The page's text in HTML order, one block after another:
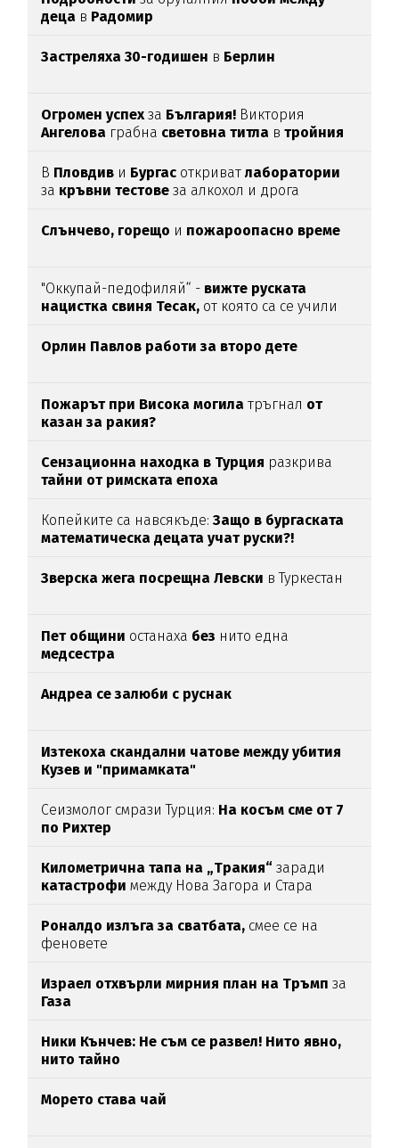
деца в Радомир
Застреляха 30-годишен в Берлин
Огромен успехза България! Виктория
Ангелова грабна световна титла в тройния
В Пловдив и Бургас откриватлаборатории
за кръвни тестовеза алкохол и дрога
Слънчево, горещо и пожароопасно време
"Оккупай-педофиляй“ - вижте руската
нацистка свиня Тесак, от която са се учили
Орлин Павлов работи за второ дете
Пожарът при Висока могила тръгнал от
казан за ракия?
Сензационна находка в Турция разкрива
тайни от римската епоха
Копейките са навсякъде:Защо в бургаската
математическа децата учат руски?!
Зверска жега посрещна Левски в Туркестан
Пет общини останаха без нито една
медсестра
Андреа се залюби с руснак
Изтекоха скандални чатове между убития
Кузев и "примамката"
Сеизмолог смрази Турция: На косъм сме от 7
по Рихтер
Километрична тапа на „Тракия“ заради
катастрофи между Нова Загора и Стара
Роналдо излъга за сватбата, смее се на
феновете
Израел отхвърли мирния план на Тръмп за
Газа
Ники Кънчев: Не съм се развел! Нито явно,
нито тайно
Морето става чай